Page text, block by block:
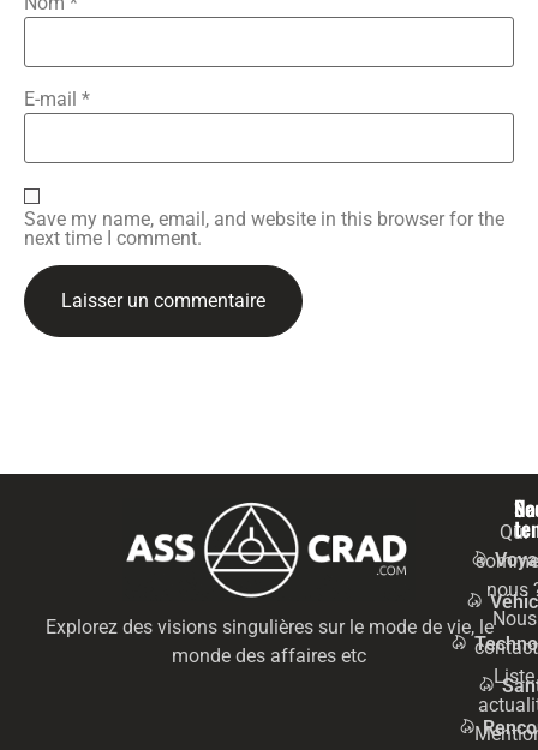
E-mail *
Save my name, email, and website in this browser for the
next time I comment.
Explorez des visions singulières sur le mode de vie, le
monde des affaires etc
Qui
nous
Nous
Liste